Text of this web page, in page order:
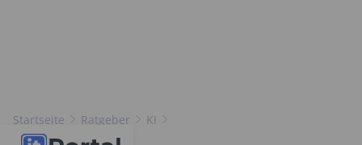
Startseite Ratgeber
KI
Eigenes GPT erstellen